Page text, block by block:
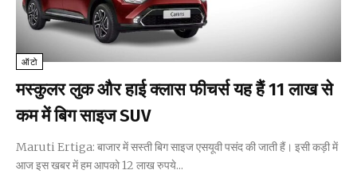
ऑटो
मस्कुलर लुक और हाई क्लास फीचर्स यह हैं 11 लाख से
कम में बिग साइज SUV
Maruti Ertiga: बाजार में सस्ती बिग साइज एसयूवी पसंद की जाती हैं। इसी कड़ी में
आज इस खबर में हम आपको 12 लाख रुपये...